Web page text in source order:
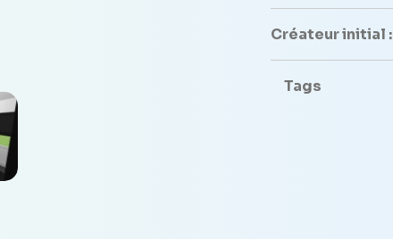
Créateur initial :
Tags